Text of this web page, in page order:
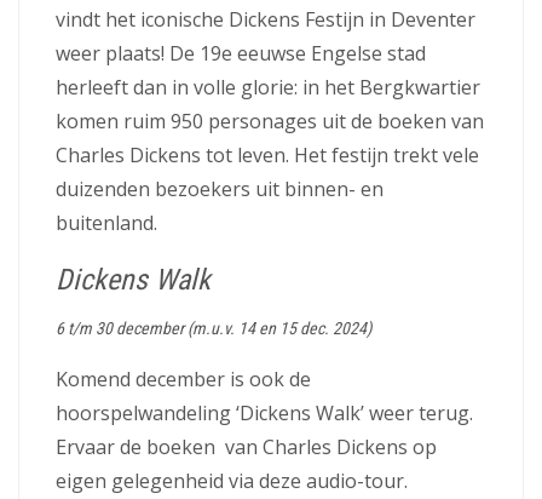
vindt het iconische Dickens Festijn in Deventer
weer plaats! De 19e eeuwse Engelse stad
herleeft dan in volle glorie: in het Bergkwartier
komen ruim 950 personages uit de boeken van
Charles Dickens tot leven. Het festijn trekt vele
duizenden bezoekers uit binnen- en
buitenland.
Dickens Walk
6 t/m 30 december (m.u.v. 14 en 15 dec. 2024)
Komend december is ook de
hoorspelwandeling ‘Dickens Walk’ weer terug.
Ervaar de boeken van Charles Dickens op
eigen gelegenheid via deze audio-tour.